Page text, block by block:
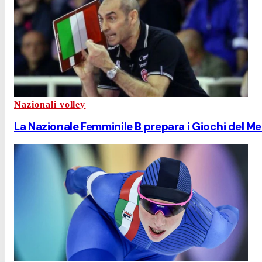
Nazionali volley
La Nazionale Femminile B prepara i Giochi del